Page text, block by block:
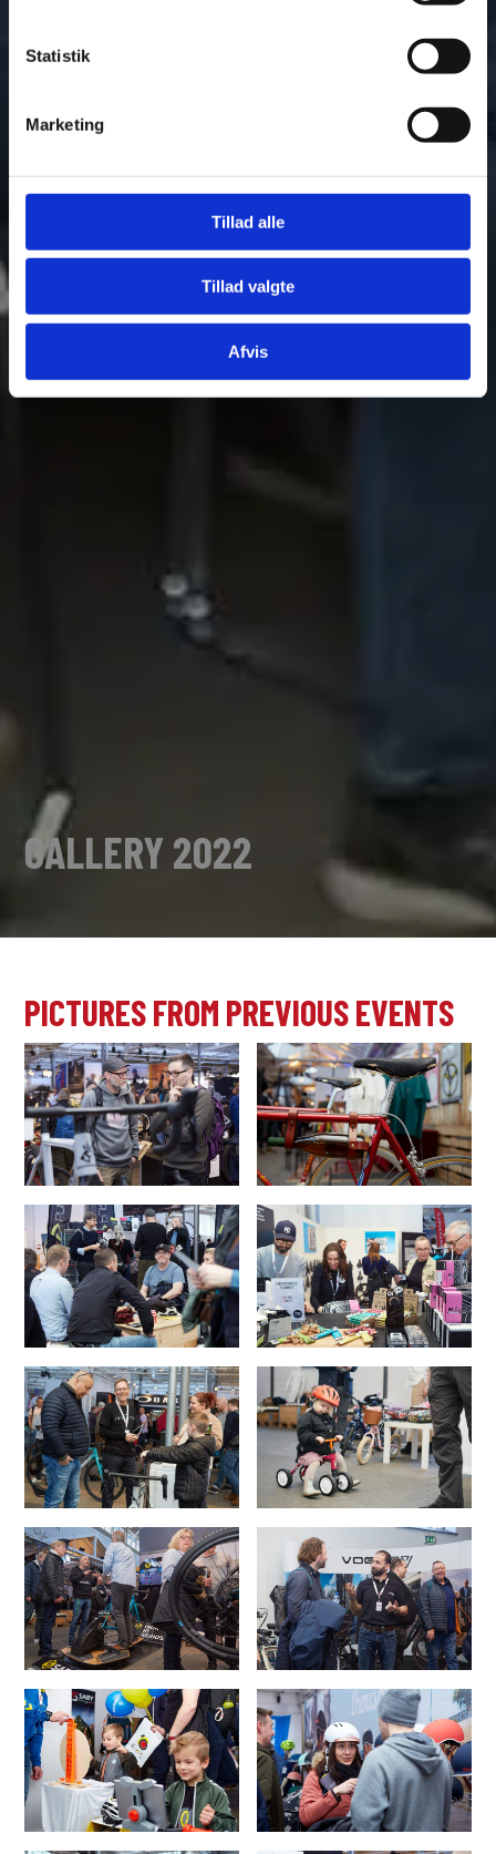
Statistik
Marketing
Tillad alle
Tillad valgte
Afvis
GALLERY 2022
PICTURES FROM PREVIOUS EVENTS